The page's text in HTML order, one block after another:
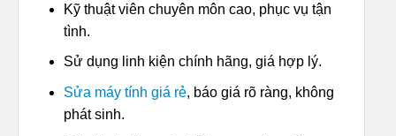
Kỹ thuật viên chuyên môn cao, phục vụ tận
tình.
Sử dụng linh kiện chính hãng, giá hợp lý.
Sửa máy tính giá rẻ, báo giá rõ ràng, không
phát sinh.